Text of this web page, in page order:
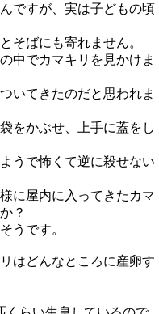
ですが、実は子どもの頃
そばにも寄れません。
中でカマキリを見かけま
いてきたのだと思われま
をかぶせ、上手に蓋をし
うで怖くて逆に殺せない
に屋内に入ってきたカマ
？
うです。
はどんなところに産卵す